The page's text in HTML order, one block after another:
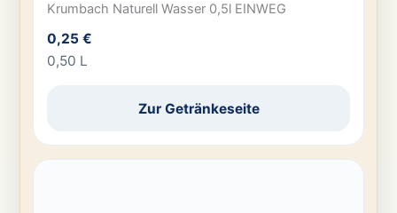
Krumbach Naturell Wasser 0,5l EINWEG
0,25 €
0,50 L
Zur Getränkeseite